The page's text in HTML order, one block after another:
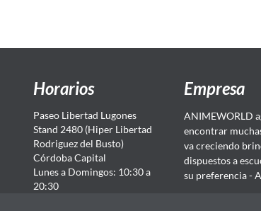
Horarios
Paseo Libertad Lugones
Stand 2480 (Hiper Libertad
Rodriguez del Busto)
Córdoba Capital
Lunes a Domingos: 10:30 a
20:30
Empresa
ANIMEWORLD
encontrar
va creciendo
dispuestos a
su preferencia -